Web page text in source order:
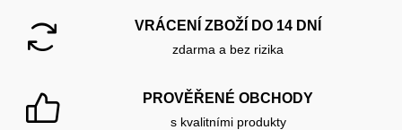
VRÁCENÍ ZBOŽÍ DO 14 DNÍ
zdarma a bez rizika
PROVĚŘENÉ OBCHODY
s kvalitními produkty